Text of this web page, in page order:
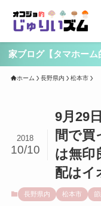
家ブログ【タマホー
ホーム 長野県内 松本市
9月29
間で買
は無印
配はイ
2018
10/10
長野県内 松本市